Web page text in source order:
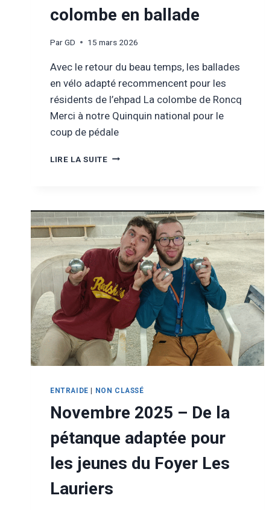
colombe en ballade
ParGD 15 mars 2026
Avec le retour du beau temps, les ballades
en vélo adapté recommencent pour les
résidents de l’ehpad La colombe de Roncq
Merci à notre Quinquin national pour le
coup de pédale
LIRE LA SUITEMARS
COLOMBE
BALLADE
ENTRAIDE | NON CLASSÉ
Novembre 2025 – De la
pétanque adaptée pour
les jeunes du Foyer Les
Lauriers